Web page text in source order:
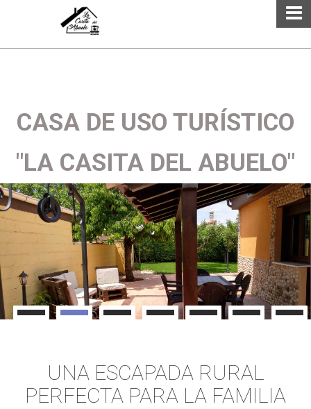
CASA DE USO TURÍSTICO
"LA CASITA DEL ABUELO"
UNA ESCAPADA RURAL
PERFECTA PARA LA FAMILIA